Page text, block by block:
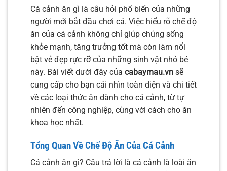
Cá cảnh ăn gì là câu hỏi phổ biến của những
người mới bắt đầu chơi cá. Việc hiểu rõ chế độ
ăn của cá cảnh không chỉ giúp chúng sống
khỏe mạnh, tăng trưởng tốt mà còn làm nổi
bật vẻ đẹp rực rỡ của những sinh vật nhỏ bé
này. Bài viết dưới đây của cabaymau.vn sẽ
cung cấp cho bạn cái nhìn toàn diện và chi tiết
về các loại thức ăn dành cho cá cảnh, từ tự
nhiên đến công nghiệp, cùng với cách cho ăn
khoa học nhất.
Tổng Quan Về Chế Độ Ăn Của Cá Cảnh
Cá cảnh ăn gì? Câu trả lời là cá cảnh là loài ăn